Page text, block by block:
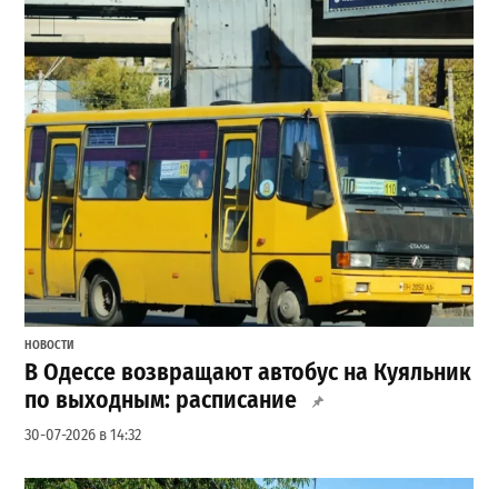
НОВОСТИ
В Одессе возвращают автобус на Куяльник
по выходным: расписание
30-07-2026 в 14:32